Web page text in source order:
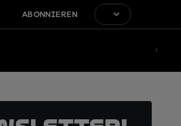
ABONNIEREN